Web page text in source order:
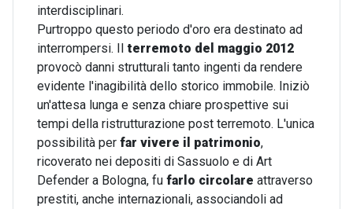
interdisciplinari.
Purtroppo questo periodo d'oro era destinato ad
interrompersi. Il terremoto del maggio 2012
provocò danni strutturali tanto ingenti da rendere
evidente l'inagibilità dello storico immobile. Iniziò
un'attesa lunga e senza chiare prospettive sui
tempi della ristrutturazione post terremoto. L'unica
possibilità per far vivere il patrimonio,
ricoverato nei depositi di Sassuolo e di Art
Defender a Bologna, fu farlo circolare attraverso
prestiti, anche internazionali, associandoli ad